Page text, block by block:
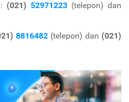
(021) 52971223(telepon) dan
8816482(telepon) dan (021)